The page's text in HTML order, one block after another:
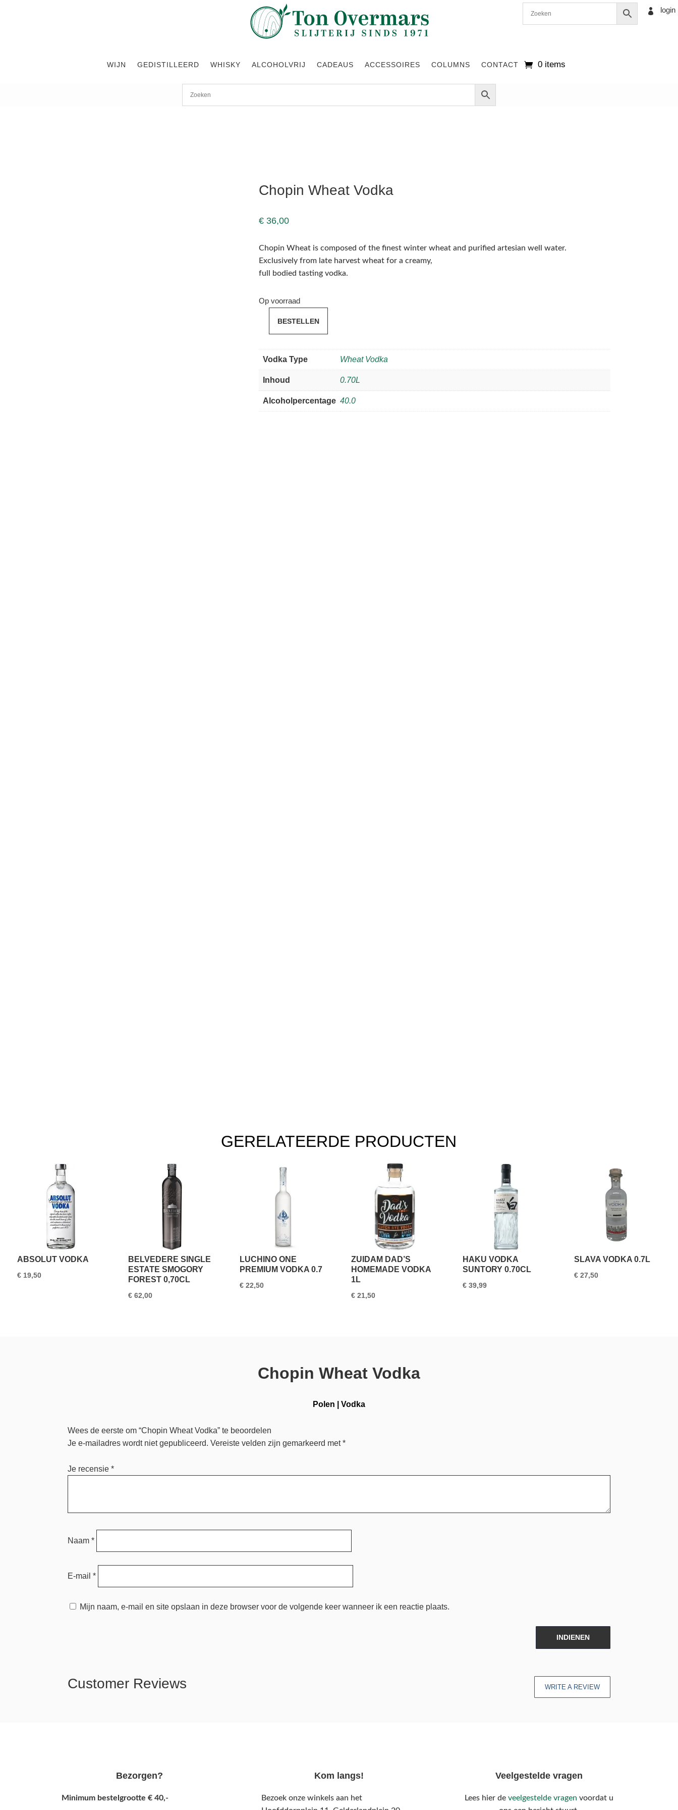
WIJN GEDISTILLEERD WHISKY ALCOHOLVRIJ CADEAUS ACCESSOIRES COLUMNS CONTACT 0 items
 login
Chopin Wheat Vodka
€36,00
Chopin Wheat is composed of the finest winter wheat and purified artesian well water.
Exclusively from late harvest wheat for a creamy,
full bodied tasting vodka.
Op voorraad
Chopin
Vodka
aantal
BESTELLEN
Vodka Type Wheat Vodka
Inhoud 0.70L
Alcoholpercentage 40.0
GERELATEERDE PRODUCTEN
ABSOLUT VODKA
€19,50
BELVEDERE SINGLE
ESTATE SMOGORY
FOREST 0,70CL
€ 62,00
LUCHINO ONE
PREMIUM VODKA 0.7
€ 22,50
ZUIDAM DAD’S
HOMEMADE VODKA
1L
€ 21,50
HAKU VODKA
SUNTORY 0.70CL
€ 39,99
SLAVA VODKA 0.7L
€27,50
Chopin Wheat Vodka
Polen Vodka
Wees de eerste om “Chopin Wheat Vodka” te beoordelen
Je e-mailadres wordt niet gepubliceerd. Vereiste velden zijn gemarkeerd met*
Je recensie*
Naam*
E-mail*
Mijn naam, e-mail en site opslaan in deze browser voor de volgende keer wanneer ik een reactie plaats.
INDIENEN
Customer Reviews WRITE A REVIEW
Bezorgen?
Minimum bestelgrootte € 40,-
Kom langs!
Bezoek onze winkels aan het
Veelgestelde vragen
Lees hier de veelgestelde vragen voordat u